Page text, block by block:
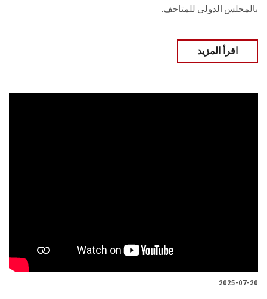
بالمجلس الدولي للمتاحف.
اقرأ المزيد
2025-07-20